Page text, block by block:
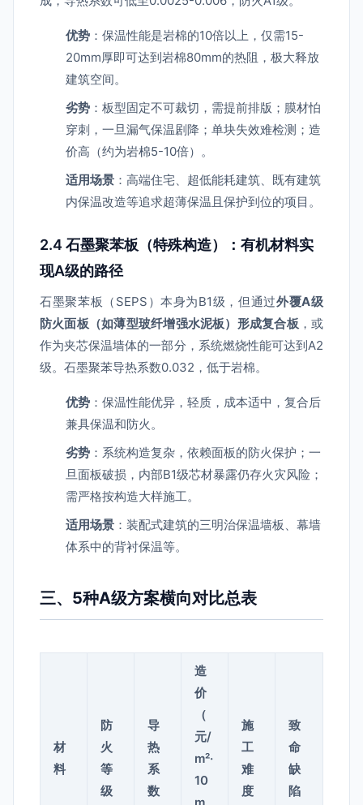
优势 ：保温性能是岩棉的10倍以上，仅需15-
20mm厚即可达到岩棉80mm的热阻，极大释放
建筑空间。
劣势 ：板型固定不可裁切，需提前排版；膜材怕
穿刺，一旦漏气保温剧降；单块失效难检测；造
价高（约为岩棉5-10倍）。
适用场景 ：高端住宅、超低能耗建筑、既有建筑
内保温改造等追求超薄保温且保护到位的项目。
2.4 石墨聚苯板（特殊构造）：有机材料实
现A级的路径
石墨聚苯板（SEPS）本身为B1级，但通过外覆A级
防火面板（如薄型玻纤增强水泥板）形成复合板 ，或
作为夹芯保温墙体的一部分，系统燃烧性能可达到A2
级。石墨聚苯导热系数0.032，低于岩棉。
优势 ：保温性能优异，轻质，成本适中，复合后
兼具保温和防火。
劣势 ：系统构造复杂，依赖面板的防火保护；一
旦面板破损，内部B1级芯材暴露仍存火灾风险；
需严格按构造大样施工。
适用场景 ：装配式建筑的三明治保温墙板、幕墙
体系中的背衬保温等。
三、5种A级方案横向对比总表
材
料
防
火
等
级
导
热
系
数
造
价
（
元/
m²·
10
施
工
难
度
致
命
缺
陷